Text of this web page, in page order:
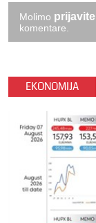
Molimo
komentare.
EKONOMIJA